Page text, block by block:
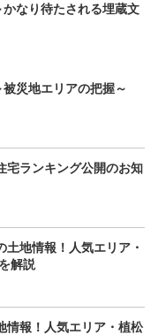
タウン内にて2階建
しで見学できます
※但し、5/1・2はお
建て)、25-3(平屋)
フへお気軽
なり待たされる埋蔵文
災地エリアの把握～
宅ランキング公開のお知
土地情報！人気エリア・
解説
情報！人気エリア・植松